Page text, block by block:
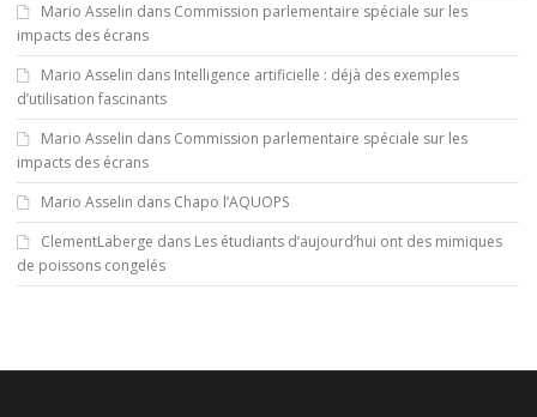
Mario Asselin dans Commission parlementaire spéciale sur les
impacts des écrans
Mario Asselin dans Intelligence artificielle : déjà des exemples
d’utilisation fascinants
Mario Asselin dans Commission parlementaire spéciale sur les
impacts des écrans
Mario Asselin dans Chapo l’AQUOPS
ClementLaberge dans Les étudiants d’aujourd’hui ont des mimiques
de poissons congelés